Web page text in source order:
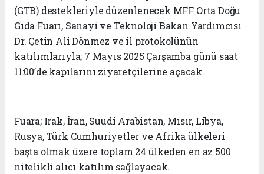
(GTB) destekleriyle düzenlenecek MFF Orta Doğu
Gıda Fuarı, Sanayi ve Teknoloji Bakan Yardımcısı
Dr. Çetin Ali Dönmez ve il protokolünün
katılımlarıyla; 7 Mayıs 2025 Çarşamba günü saat
11:00’de kapılarını ziyaretçilerine açacak.
Fuara; Irak, İran, Suudi Arabistan, Mısır, Libya,
Rusya, Türk Cumhuriyetler ve Afrika ülkeleri
başta olmak üzere toplam 24 ülkeden en az 500
nitelikli alıcı katılım sağlayacak.